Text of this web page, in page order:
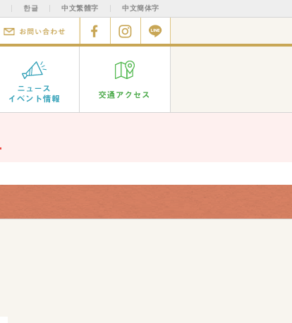
한글 中文繁體字 中文簡体字
お問い合わせ
facebookInstagram